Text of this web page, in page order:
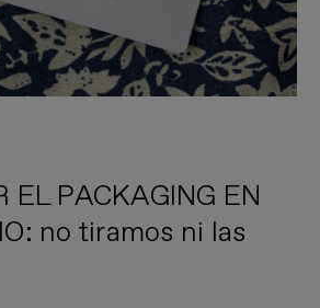
EL PACKAGING EN
no tiramos ni las